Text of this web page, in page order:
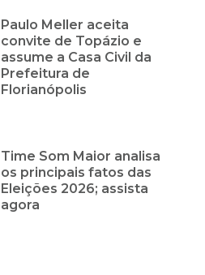
Paulo Meller aceita
convite de Topázio e
assume a Casa Civil da
Prefeitura de
Florianópolis
Time Som Maior analisa
os principais fatos das
Eleições 2026; assista
agora